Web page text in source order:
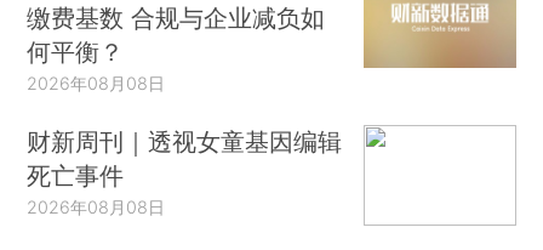
缴费基数 合规与企业减负如
何平衡？
2026年08月08日
财新周刊｜透视女童基因编辑
死亡事件
2026年08月08日